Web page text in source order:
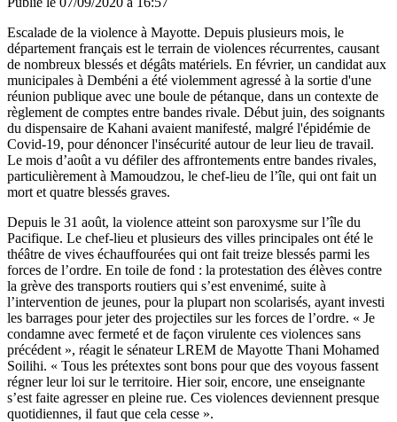
Escalade de la violence à Mayotte. Depuis plusieurs mois, le
département français est le terrain de violences récurrentes, causant
de nombreux blessés et dégâts matériels. En février, un candidat aux
municipales à Dembéni a été violemment agressé à la sortie d'une
réunion publique avec une boule de pétanque, dans un contexte de
règlement de comptes entre bandes rivale. Début juin, des soignants
du dispensaire de Kahani avaient manifesté, malgré l'épidémie de
Covid-19, pour dénoncer l'insécurité autour de leur lieu de travail.
Le mois d’août a vu défiler des affrontements entre bandes rivales,
particulièrement à Mamoudzou, le chef-lieu de l’île, qui ont fait un
mort et quatre blessés graves.
Depuis le 31 août, la violence atteint son paroxysme sur l’île du
Pacifique. Le chef-lieu et plusieurs des villes principales ont été le
théâtre de vives échauffourées qui ont fait treize blessés parmi les
forces de l’ordre. En toile de fond : la protestation des élèves contre
la grève des transports routiers qui s’est envenimé, suite à
l’intervention de jeunes, pour la plupart non scolarisés, ayant investi
les barrages pour jeter des projectiles sur les forces de l’ordre. « Je
condamne avec fermeté et de façon virulente ces violences sans
précédent », réagit le sénateur LREM de Mayotte Thani Mohamed
Soilihi. « Tous les prétextes sont bons pour que des voyous fassent
régner leur loi sur le territoire. Hier soir, encore, une enseignante
s’est faite agresser en pleine rue. Ces violences deviennent presque
quotidiennes, il faut que cela cesse ».